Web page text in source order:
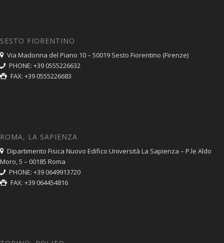
SESTO FIORENTINO
Via Madonna del Piano 10 – 50019 Sesto Fiorentino (Firenze)
PHONE: +39 0555226632
FAX: +39 0555226683
ROMA, LA SAPIENZA
Dipartimento Fisica Nuovo Edifico Università La Sapienza – P.le Aldo
Moro, 5 – 00185 Roma
PHONE: +39 0649913720
FAX: +39 064454816